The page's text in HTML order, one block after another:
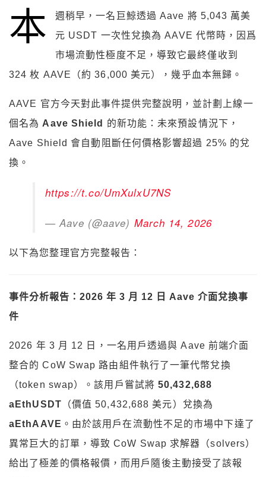
本
週稍早，一名巨鯨透過 Aave 將 5,043 萬美
元 USDT 一次性兌換為 AAVE 代幣時，因爲
市場流動性極度不足，導致它最終僅收到
324 枚 AAVE（約 36,000 美元），幾乎血本無歸。
AAVE 官方今天對此事件提供完整說明，並計劃上線一
個名為 Aave Shield
的新功能：未來預設情況下，
Aave Shield 會自動阻斷任何價格影響超過 25% 的兌
換。
https://t.co/UmXulxU7NS
— Aave (@aave) March 14, 2026
以下為您整理官方完整報告：
事件分析報告：2026 年 3 月 12 日 Aave 介面兌換事
件
2026 年 3 月 12 日，一名用戶透過與 Aave 前端介面
整合的 CoW Swap 路由組件執行了一筆代幣兌換
（token swap）。該用戶嘗試將 50,432,688
aEthUSDT （價值 50,432,688 美元）兌換為
aEthAAVE 。由於該用戶在流動性不足的市場中下達了
異常巨大的訂單，導致 CoW Swap 求解器（solvers）
給出了極差的價格報價，而用戶隨後主動接受了該報